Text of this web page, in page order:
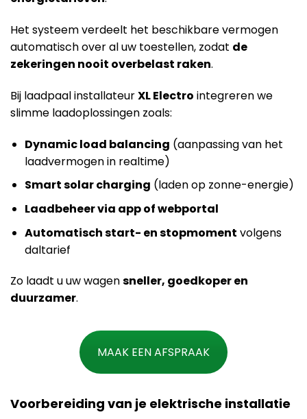
Het systeem verdeelt het beschikbare vermogen
automatisch over al uw toestellen, zodat de
zekeringen nooit overbelast raken.
Bij laadpaal installateurXL Electro integreren we
slimme laadoplossingen zoals:
Dynamic load balancing (aanpassing van het
laadvermogen in realtime)
Smart solar charging (laden op zonne-energie)
Laadbeheer via app of webportal
Automatisch start- en stopmoment volgens
daltarief
Zo laadt u uw wagensneller, goedkoper en
duurzamer.
MAAK EEN AFSPRAAK
Voorbereiding van je elektrische installatie